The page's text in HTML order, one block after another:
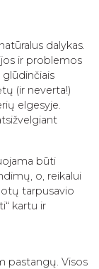
dalykas.
ir problemos
(ir neverta!)
elgesyje.
būti
o, reikalui
tarpusavio
kartu ir
pastangų. Visos